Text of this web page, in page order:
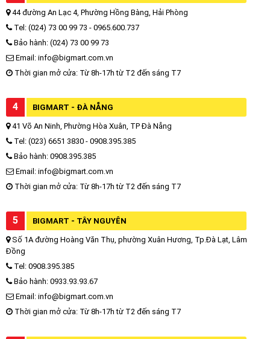
44 đường An Lạc 4, Phường Hồng Bàng, Hải Phòng
Tel: (024) 73 00 99 73 - 0965.600.737
Bảo hành: (024) 73 00 99 73
Email: info@bigmart.com.vn
Thời gian mở cửa: Từ 8h-17h từ T2 đến sáng T7
4 BIGMART - ĐÀ NẴNG
41 Võ An Ninh, Phường Hòa Xuân, TP Đà Nẵng
Tel: (023) 6651 3830 - 0908.395.385
Bảo hành: 0908.395.385
Email: info@bigmart.com.vn
Thời gian mở cửa: Từ 8h-17h từ T2 đến sáng T7
5 BIGMART - TÂY NGUYÊN
Số 1A đường Hoàng Văn Thụ, phường Xuân Hương, Tp.Đà Lạt, Lâm
Đồng
Tel: 0908.395.385
Bảo hành: 0933.93.93.67
Email: info@bigmart.com.vn
Thời gian mở cửa: Từ 8h-17h từ T2 đến sáng T7